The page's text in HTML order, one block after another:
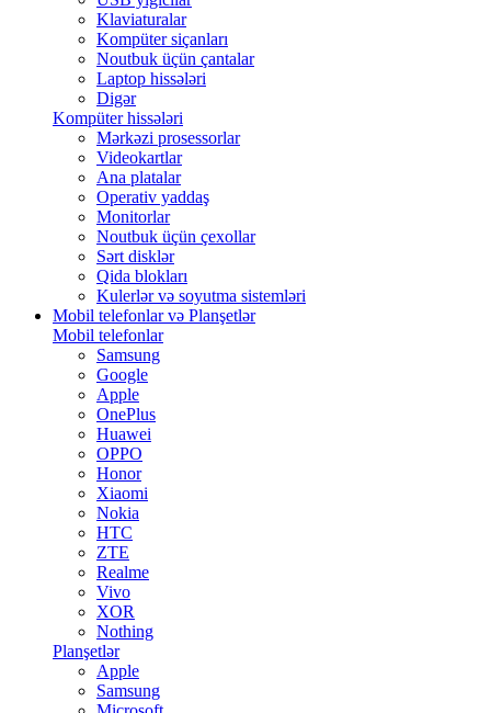
Klaviaturalar
Kompüter siçanları
Noutbuk üçün çantalar
Laptop hissələri
Digər
Kompüter hissələri
Mərkəzi prosessorlar
Videokartlar
Ana platalar
Operativ yaddaş
Monitorlar
Noutbuk üçün çexollar
Sərt disklər
Qida blokları
Kulerlər və soyutma sistemləri
Mobil telefonlar və Planşetlər
Mobil telefonlar
Samsung
Google
Apple
OnePlus
Huawei
OPPO
Honor
Xiaomi
Nokia
HTC
ZTE
Realme
Vivo
XOR
Nothing
Planşetlər
Apple
Samsung